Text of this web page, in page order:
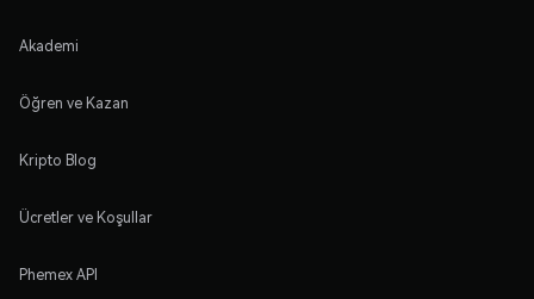
Akademi
Öğren ve Kazan
Kripto Blog
Ücretler ve Koşullar
Phemex API